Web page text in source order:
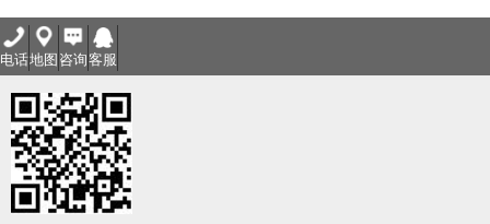
电话地图 咨询客服